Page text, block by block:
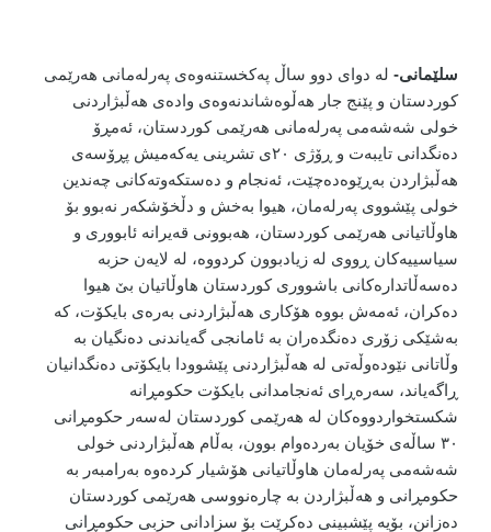
سلێمانی- لە دوای دوو ساڵ پەکخستنەوەی پەرلەمانی هەرێمی
کوردستان و پێنج جار هەڵوەشاندنەوەی وادەی هەڵبژاردنی
خولی شەشەمی پەرلەمانی هەرێمی کوردستان، ئەمڕۆ
دەنگدانی تایبەت و ڕۆژی ٢٠ی تشرینی یەکەمیش پڕۆسەی
هەڵبژاردن بەڕێوەدەچێت، ئەنجام و دەستکەوتەکانی چەندین
خولی پێشووی پەرلەمان، هیوا بەخش و دڵخۆشکەر نەبوو بۆ
هاوڵاتیانی هەرێمی کوردستان، هەبوونی قەیرانە ئابووری و
سیاسییەکان ڕووی لە زیادبوون کردووە، لە لایەن حزبە
دەسەڵاتدارەکانی باشووری کوردستان هاوڵاتیان بێ هیوا
دەکران، ئەمەش بووە هۆکاری هەڵبژاردنی بەرەی بایکۆت، کە
بەشێکی زۆری دەنگدەران بە ئامانجی گەیاندنی دەنگیان بە
وڵاتانی نێودەوڵەتی لە هەڵبژاردنی پێشوودا بایکۆتی دەنگدانیان
ڕاگەیاند، سەرەڕای ئەنجامدانی بایکۆت حکومڕانە
شکستخواردووەکان لە هەرێمی کوردستان لەسەر حکومڕانی
٣٠ ساڵەی خۆیان بەردەوام بوون، بەڵام هەڵبژاردنی خولی
شەشەمی پەرلەمان هاوڵاتیانی هۆشیار کردەوە بەرامبەر بە
حکومڕانی و هەڵبژاردن بە چارەنووسی هەرێمی کوردستان
دەزانن، بۆیە پێشبینی دەکرێت بۆ سزادانی حزبی حکومڕانی